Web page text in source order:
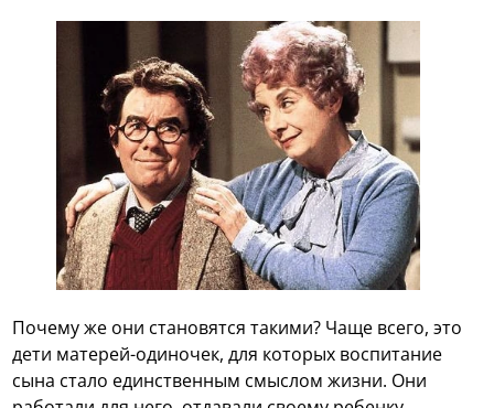
Почему же они становятся такими? Чаще всего, это
дети матерей-одиночек, для которых воспитание
сына стало единственным смыслом жизни. Они